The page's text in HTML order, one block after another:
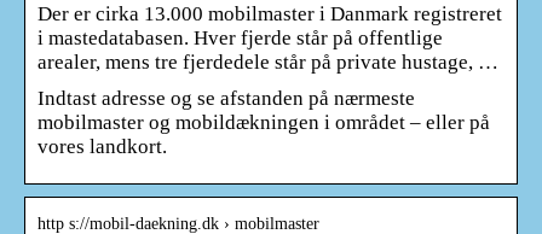
Der er cirka 13.000 mobilmaster i Danmark registreret
i mastedatabasen. Hver fjerde står på offentlige
arealer, mens tre fjerdedele står på private hustage, …
Indtast adresse og se afstanden på nærmeste
mobilmaster og mobildækningen i området – eller på
vores landkort.
http s://mobil-daekning.dk › mobilmaster